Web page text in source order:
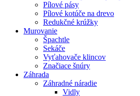
Pílové pásy
Pílové kotúče na drevo
Redukčné krúžky
Murovanie
Špachtle
Sekáče
Vyťahovače klincov
Značiace šnúry
Záhrada
Záhradné náradie
Vidly